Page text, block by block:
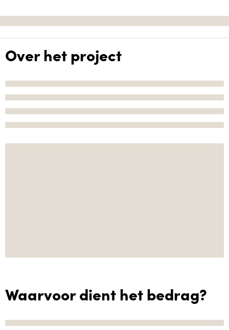
Over het project
Waarvoor dient het bedrag?